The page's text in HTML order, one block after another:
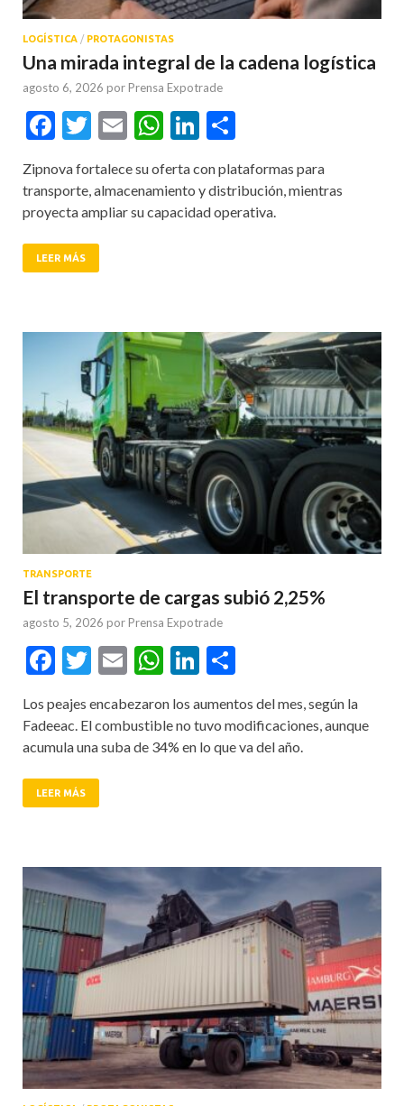
LOGÍSTICA / PROTAGONISTAS
Una mirada integral de la cadena logística
agosto 6, 2026 por Prensa Expotrade
Facebook
Twitter
EmailWhatsApp
LinkedIn
Zipnova fortalece su oferta con plataformas para
transporte, almacenamiento y distribución, mientras
proyecta ampliar su capacidad operativa.
LEER MÁS
TRANSPORTE
El transporte de cargas subió 2,25%
agosto 5, 2026 por Prensa Expotrade
Facebook
Twitter
EmailWhatsApp
LinkedIn
Los peajes encabezaron los aumentos del mes, según la
Fadeeac. El combustible no tuvo modificaciones, aunque
acumula una suba de 34% en lo que va del año.
LEER MÁS